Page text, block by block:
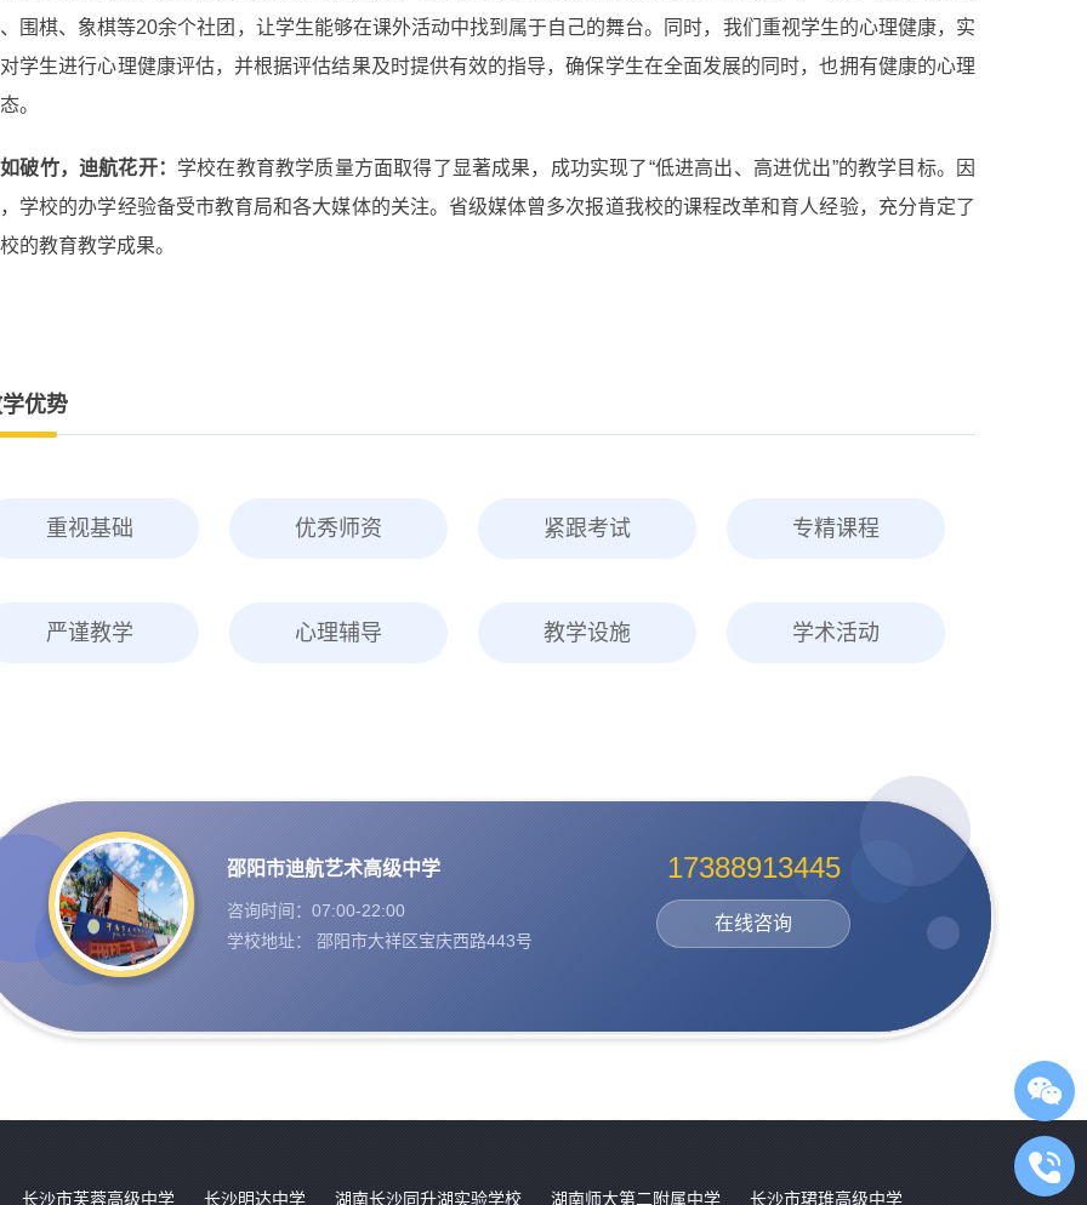
围棋、象棋等20余个社团，让学生能够在课外活动中找到属于自己的舞台。同时，我们重视学生的心理健康，实
学生进行心理健康评估，并根据评估结果及时提供有效的指导，确保学生在全面发展的同时，也拥有健康的心理
。
破竹，迪航花开： 学校在教育教学质量方面取得了显著成果，成功实现了“低进高出、高进优出”的教学目标。因
学校的办学经验备受市教育局和各大媒体的关注。省级媒体曾多次报道我校的课程改革和育人经验，充分肯定了
的教育教学成果。
优势
重视基础 优秀师资 紧跟考试 专精课程
严谨教学 心理辅导 教学设施 学术活动
邵阳市迪航艺术高级中学
咨询时间：07:00-22:00
学校地址： 邵阳市大祥区宝庆西路443号
17388913445
在线咨询
长沙市芙蓉高级中学 长沙明达中学 湖南长沙同升湖实验学校 湖南师大第二附属中学 长沙市珺琟高级中学